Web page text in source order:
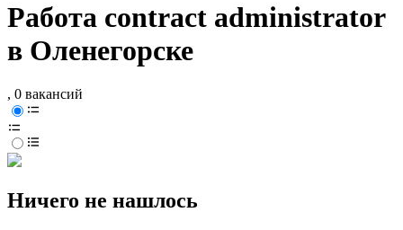
Работа contract administrator
в Оленегорске
, 0 вакансий
Ничего не нашлось